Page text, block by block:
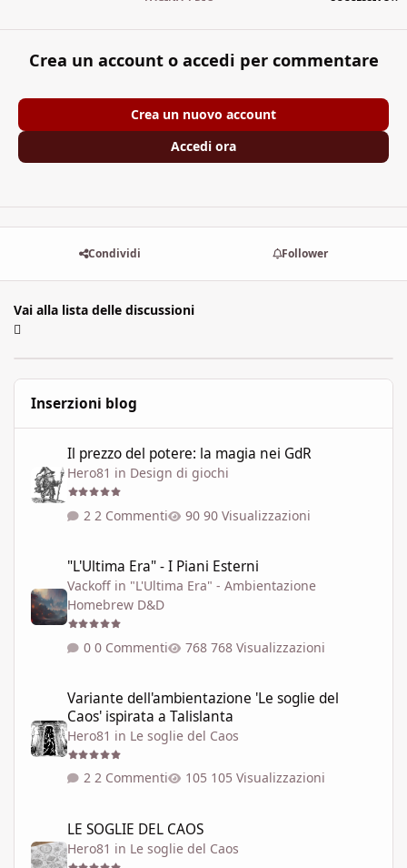
Crea un account o accedi per commentare
Crea un nuovo account
Accedi ora
Condividi Follower
Vai alla lista delle discussioni
Inserzioni blog
Il prezzo del potere: la magia nei GdR
Hero81 in Design di giochi
2 Commenti 90 Visualizzazioni
"L'Ultima Era" - I Piani Esterni
Vackoff in "L'Ultima Era" - Ambientazione
Homebrew D&D
0 Commenti 768 Visualizzazioni
Variante dell'ambientazione 'Le soglie del
Caos' ispirata a Talislanta
Hero81 in Le soglie del Caos
2 Commenti 105 Visualizzazioni
LE SOGLIE DEL CAOS
Hero81 in Le soglie del Caos